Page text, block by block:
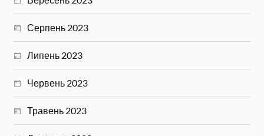
Серпень 2023
Липень 2023
Червень 2023
Травень 2023